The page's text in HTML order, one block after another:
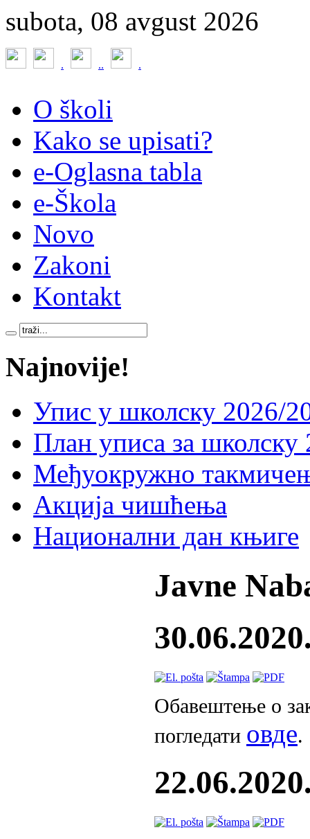
subota, 08 avgust 2026
. .. .
O školi
Kako se upisati?
e-Oglasna tabla
e-Škola
Novo
Zakoni
Kontakt
Najnovije!
Упис у школску 2026/
План уписа за школску
Међуокружно
Акција чишћења
Национални дан књиге
Javne
Обавештење о
погледати овде.